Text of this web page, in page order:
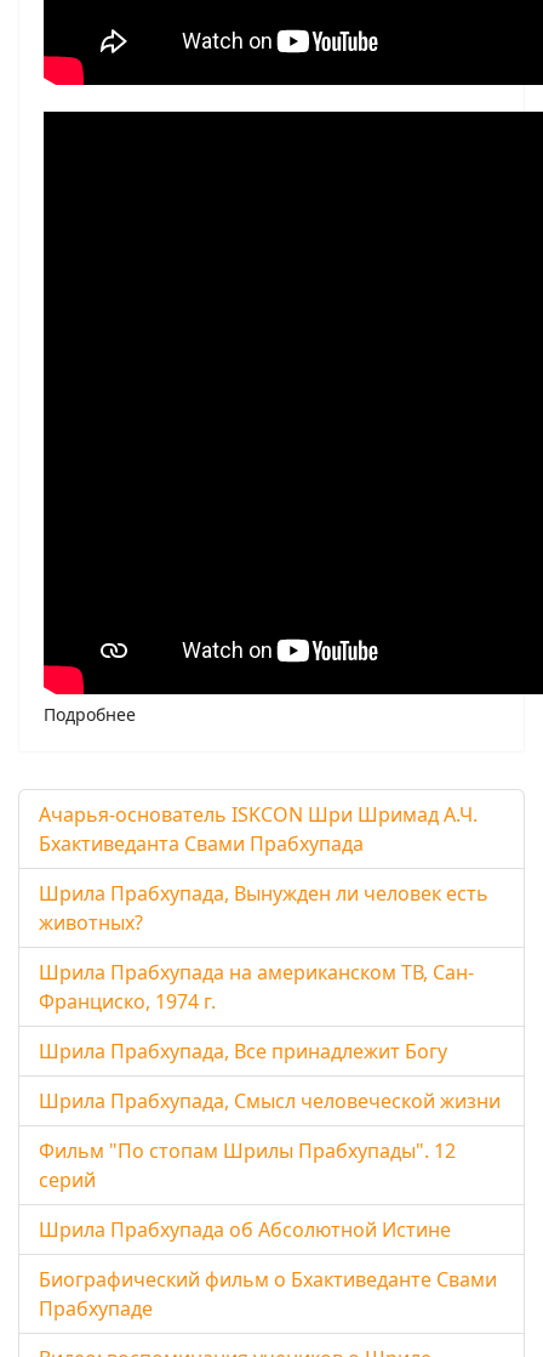
Подробнее
Ачарья-основатель ISKCON Шри Шримад А.Ч.
Бхактиведанта Свами Прабхупада
Шрила Прабхупада, Вынужден ли человек есть
животных?
Шрила Прабхупада на американском ТВ, Сан-
Франциско, 1974 г.
Шрила Прабхупада, Все принадлежит Богу
Шрила Прабхупада, Смысл человеческой жизни
Фильм "По стопам Шрилы Прабхупады". 12
серий
Шрила Прабхупада об Абсолютной Истине
Биографический фильм о Бхактиведанте Свами
Прабхупаде